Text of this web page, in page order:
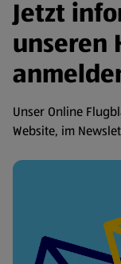
Jetzt
unseren
Unser Online
Website, im